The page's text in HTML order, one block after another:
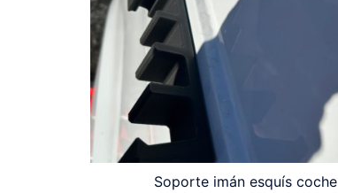
Soporte imán esquís coche